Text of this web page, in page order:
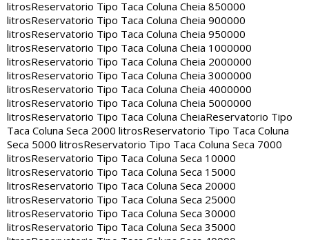
litrosReservatorio Tipo Taca Coluna Cheia 850000
litrosReservatorio Tipo Taca Coluna Cheia 900000
litrosReservatorio Tipo Taca Coluna Cheia 950000
litrosReservatorio Tipo Taca Coluna Cheia 1000000
litrosReservatorio Tipo Taca Coluna Cheia 2000000
litrosReservatorio Tipo Taca Coluna Cheia 3000000
litrosReservatorio Tipo Taca Coluna Cheia 4000000
litrosReservatorio Tipo Taca Coluna Cheia 5000000
litrosReservatorio Tipo Taca Coluna CheiaReservatorio Tipo
Taca Coluna Seca 2000 litrosReservatorio Tipo Taca Coluna
Seca 5000 litrosReservatorio Tipo Taca Coluna Seca 7000
litrosReservatorio Tipo Taca Coluna Seca 10000
litrosReservatorio Tipo Taca Coluna Seca 15000
litrosReservatorio Tipo Taca Coluna Seca 20000
litrosReservatorio Tipo Taca Coluna Seca 25000
litrosReservatorio Tipo Taca Coluna Seca 30000
litrosReservatorio Tipo Taca Coluna Seca 35000